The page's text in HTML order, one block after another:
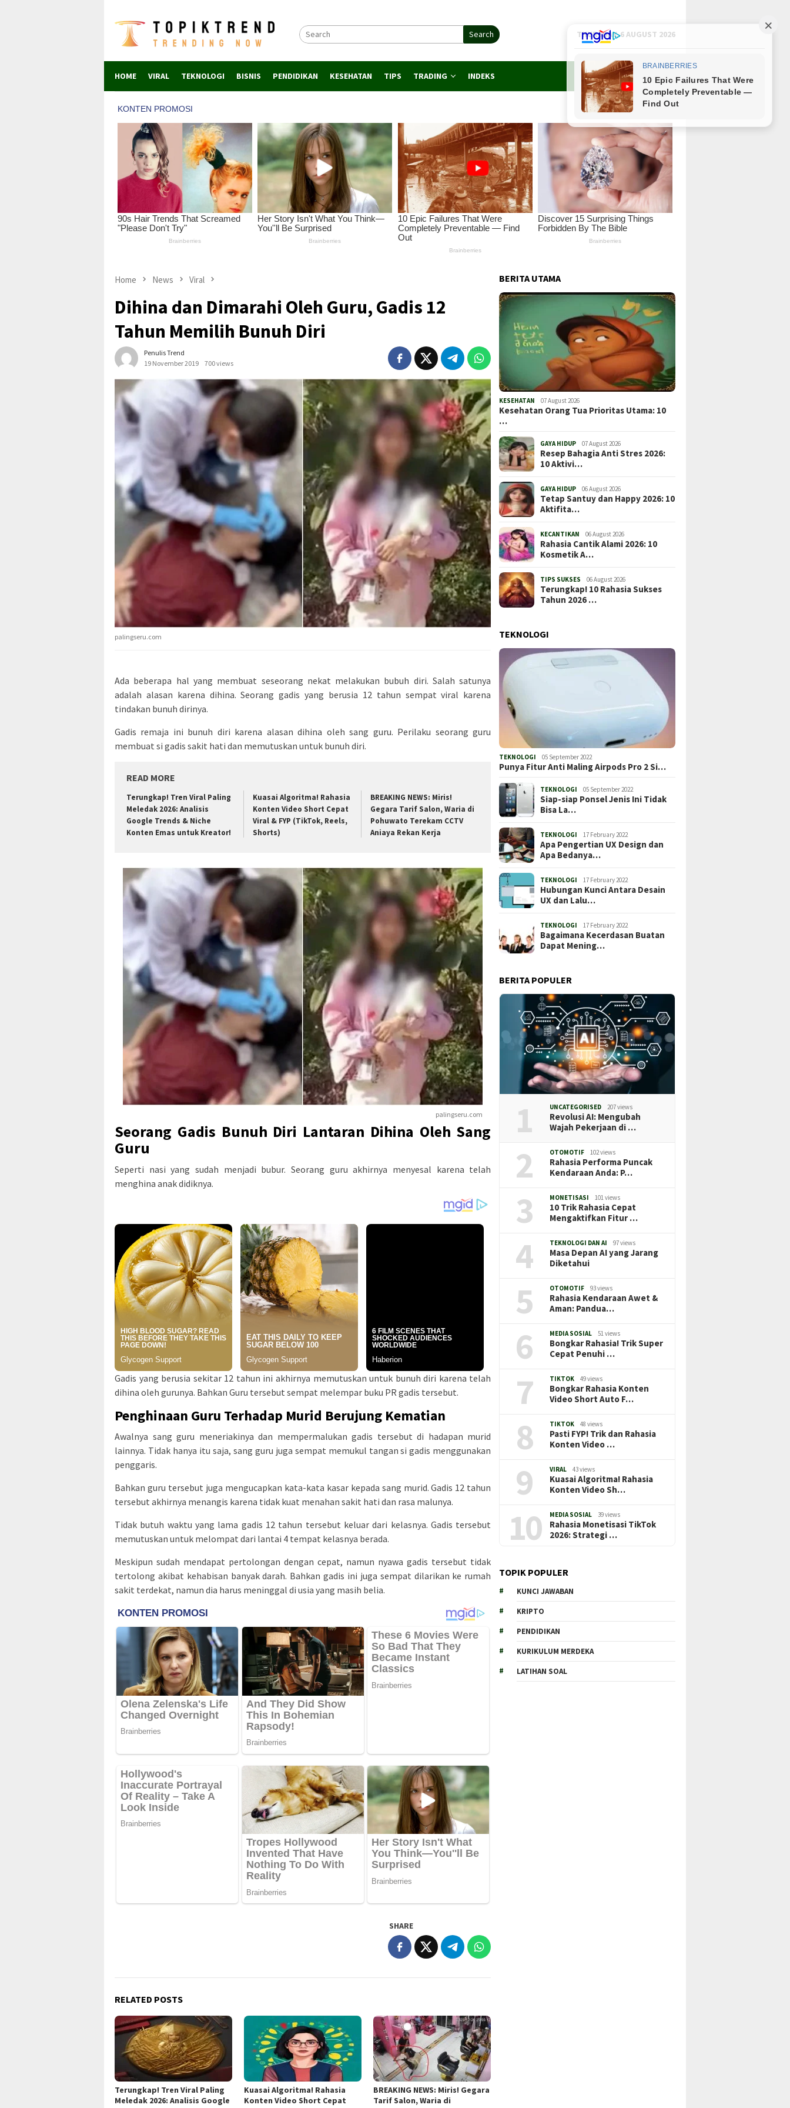
content
Search THURSDAY, 6 AUGUST 2026
HOME VIRAL TEKNOLOGI BISNIS PENDIDIKAN KESEHATAN TIPS TRADING INDEKS
Home News Viral
Dihina dan Dimarahi Oleh Guru, Gadis 12
Tahun Memilih Bunuh Diri
Penulis Trend
19 November 2019
700 views
palingseru.com
Ada beberapa hal yang membuat seseorang nekat melakukan bubuh diri. Salah satunya
adalah alasan karena dihina. Seorang gadis yang berusia 12 tahun sempat viral karena
tindakan bunuh dirinya.
Gadis remaja ini bunuh diri karena alasan dihina oleh sang guru. Perilaku seorang guru
membuat si gadis sakit hati dan memutuskan untuk bunuh diri.
READ MORE
Terungkap! Tren Viral Paling
Meledak 2026: Analisis
Google Trends & Niche
Konten Emas untuk Kreator!
Kuasai Algoritma! Rahasia
Konten Video Short Cepat
Viral & FYP (TikTok, Reels,
Shorts)
BREAKING NEWS: Miris!
Gegara Tarif Salon, Waria di
Pohuwato Terekam CCTV
Aniaya Rekan Kerja
palingseru.com
Seorang Gadis Bunuh Diri Lantaran Dihina Oleh Sang
Guru
Seperti nasi yang sudah menjadi bubur. Seorang guru akhirnya menyesal karena telah
menghina anak didiknya.
Gadis yang berusia sekitar 12 tahun ini akhirnya memutuskan untuk bunuh diri karena telah
dihina oleh gurunya. Bahkan Guru tersebut sempat melempar buku PR gadis tersebut.
Penghinaan Guru Terhadap Murid Berujung Kematian
Awalnya sang guru meneriakinya dan mempermalukan gadis tersebut di hadapan murid
lainnya. Tidak hanya itu saja, sang guru juga sempat memukul tangan si gadis menggunakan
penggaris.
Bahkan guru tersebut juga mengucapkan kata-kata kasar kepada sang murid. Gadis 12 tahun
tersebut akhirnya menangis karena tidak kuat menahan sakit hati dan rasa malunya.
Tidak butuh waktu yang lama gadis 12 tahun tersebut keluar dari kelasnya. Gadis tersebut
memutuskan untuk melompat dari lantai 4 tempat kelasnya berada.
Meskipun sudah mendapat pertolongan dengan cepat, namun nyawa gadis tersebut tidak
tertolong akibat kehabisan banyak darah. Bahkan gadis ini juga sempat dilarikan ke rumah
sakit terdekat, namun dia harus meninggal di usia yang masih belia.
SHARE
RELATED POSTS
Terungkap! Tren Viral Paling
Meledak 2026: Analisis Google
Kuasai Algoritma! Rahasia
Konten Video Short Cepat
BREAKING NEWS: Miris! Gegara
Tarif Salon, Waria di
BERITA UTAMA
KESEHATAN 07 August 2026
Kesehatan Orang Tua Prioritas Utama: 10
…
GAYA HIDUP 07 August 2026
Resep Bahagia Anti Stres 2026:
10 Aktivi…
GAYA HIDUP 06 August 2026
Tetap Santuy dan Happy 2026: 10
Aktifita…
KECANTIKAN 06 August 2026
Rahasia Cantik Alami 2026: 10
Kosmetik A…
TIPS SUKSES 06 August 2026
Terungkap! 10 Rahasia Sukses
Tahun 2026 …
TEKNOLOGI
TEKNOLOGI 05 September 2022
Punya Fitur Anti Maling Airpods Pro 2 Si…
TEKNOLOGI 05 September 2022
Siap-siap Ponsel Jenis Ini Tidak
Bisa La…
TEKNOLOGI 17 February 2022
Apa Pengertian UX Design dan
Apa Bedanya…
TEKNOLOGI 17 February 2022
Hubungan Kunci Antara Desain
UX dan Lalu…
TEKNOLOGI 17 February 2022
Bagaimana Kecerdasan Buatan
Dapat Mening…
BERITA POPULER
1 UNCATEGORISED 207 views
Revolusi AI: Mengubah
Wajah Pekerjaan di …
2 OTOMOTIF 102 views
Rahasia Performa Puncak
Kendaraan Anda: P…
3 MONETISASI 101 views
10 Trik Rahasia Cepat
Mengaktifkan Fitur …
4 TEKNOLOGI DAN AI 97 views
Masa Depan AI yang Jarang
Diketahui
5 OTOMOTIF 93 views
Rahasia Kendaraan Awet &
Aman: Pandua…
6 MEDIA SOSIAL 51 views
Bongkar Rahasia! Trik Super
Cepat Penuhi …
7 TIKTOK 49 views
Bongkar Rahasia Konten
Video Short Auto F…
8 TIKTOK 48 views
Pasti FYP! Trik dan Rahasia
Konten Video …
9 VIRAL 43 views
Kuasai Algoritma! Rahasia
Konten Video Sh…
10 MEDIA SOSIAL 39 views
Rahasia Monetisasi TikTok
2026: Strategi …
TOPIK POPULER
KUNCI JAWABAN
KRIPTO
PENDIDIKAN
KURIKULUM MERDEKA
LATIHAN SOAL